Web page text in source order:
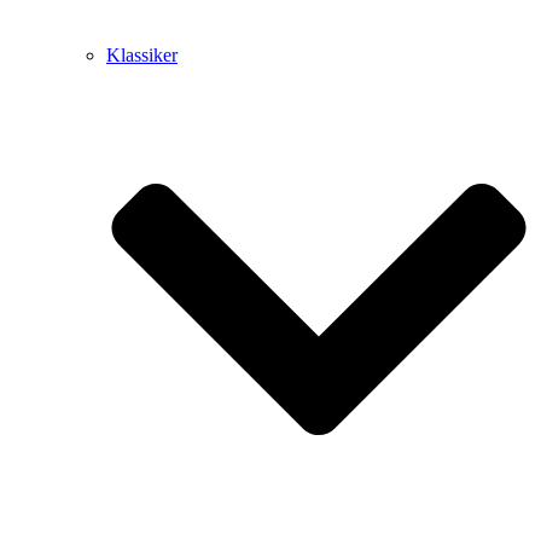
Klassiker